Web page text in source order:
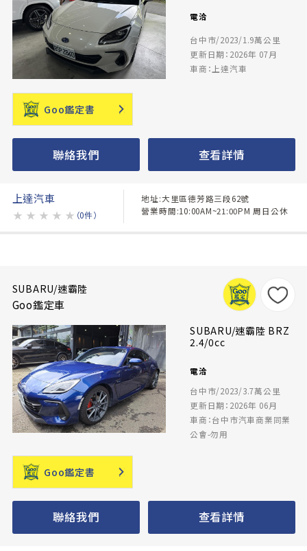
電洽
台中市/2023/1.9萬公里
更新日期：2026年 07月
車商：上達汽車
Goo鑑定書
聯絡我們 查看詳情
上達汽車
★ ★ ★ ★ ★ （0件）
地址:大里區德芳路三段62號
營業時間:10:00AM~21:00PM 周日公休
SUBARU/速霸陸
Goo鑑定車
SUBARU/速霸陸 BRZ
2.4/0cc
電洽
台中市/2023/3.7萬公里
更新日期：2026年 06月
車商：台中市汽車商業同業
公會-勿用
Goo鑑定書
聯絡我們 查看詳情